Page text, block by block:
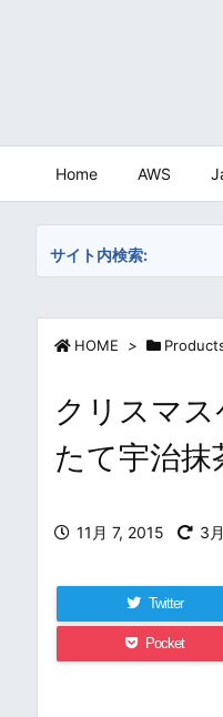
Home AWS
サイト内検索:
HOME >
クリスマ
たて宇治
11月 7, 2015 3
Twitter
Pocket